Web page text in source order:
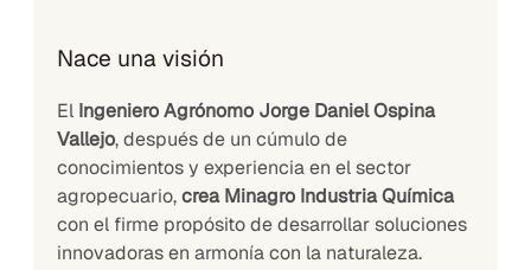
Nace una visión
El Ingeniero Agrónomo Jorge Daniel Ospina
Vallejo, después de un cúmulo de
conocimientos y experiencia en el sector
agropecuario,crea Minagro Industria Química
con el firme propósito de desarrollar soluciones
innovadoras en armonía con la naturaleza.